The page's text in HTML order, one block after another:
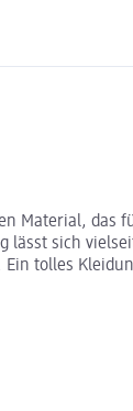
Material, das
sich
tolles